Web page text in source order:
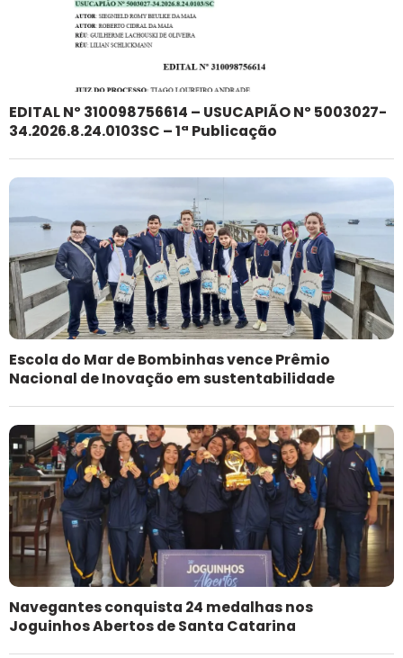
EDITAL Nº 310098756614 – USUCAPIÃO Nº 5003027-
34.2026.8.24.0103SC – 1ª Publicação
Escola do Mar de Bombinhas vence Prêmio
Nacional de Inovação em sustentabilidade
Navegantes conquista 24 medalhas nos
Joguinhos Abertos de Santa Catarina